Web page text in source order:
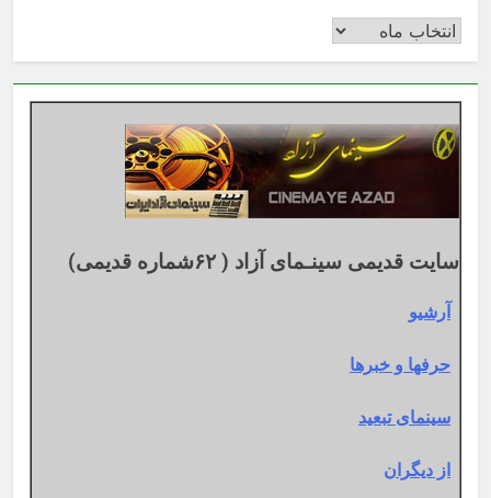
بایگانی
اساس
تقویم
میلادی
سایت قدیمی سینـمای آزاد ( ۶۲شماره قدیمی)
آرشیو
حرفها و خبرها
سینمای تبعید
از دیگران